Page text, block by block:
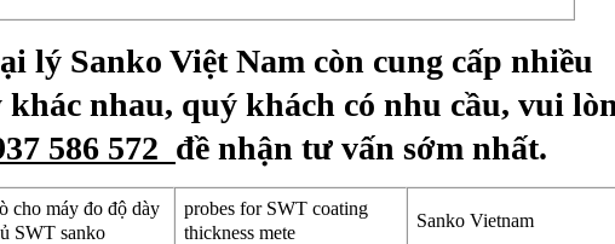
lý Sanko Việt Nam còn cung cấp nhiều
khác nhau, quý khách có nhu cầu, vui
586 572 đề nhận tư vấn sớm nhất.
cho máy đo độ dày
SWT sanko
probes for SWT coating
thickness mete
Sanko Vietnam